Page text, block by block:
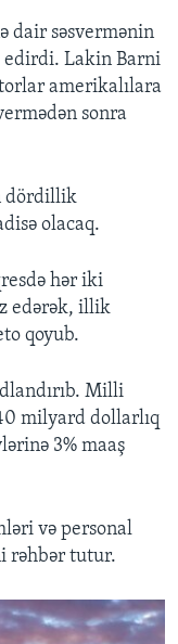
dair səsvermənin
edirdi. Lakin Barni
amerikalılara
sonra
dördillik
olacaq.
hər iki
edərək, illik
qoyub.
Milli
milyard dollarlıq
3% maaş
və personal
rəhbər tutur.